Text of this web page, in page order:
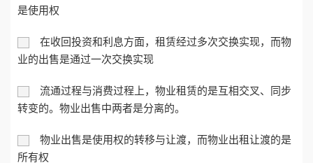
是使用权
在收回投资和利息方面，租赁经过多次交换实现，而物
业的出售是通过一次交换实现
流通过程与消费过程上，物业租赁的是互相交叉、同步
转变的。物业出售中两者是分离的。
物业出售是使用权的转移与让渡，而物业出租让渡的是
所有权